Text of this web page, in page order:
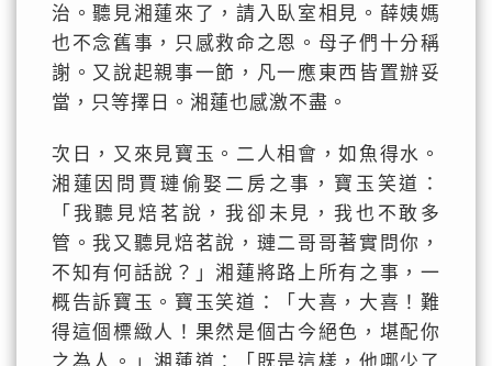
治。聽見湘蓮來了，請入臥室相見。薛姨媽
也不念舊事，只感救命之恩。母子們十分稱
謝。又說起親事一節，凡一應東西皆置辦妥
當，只等擇日。湘蓮也感激不盡。
次日，又來見寶玉。二人相會，如魚得水。
湘蓮因問賈璉偷娶二房之事，寶玉笑道：
「我聽見焙茗說，我卻未見，我也不敢多
管。我又聽見焙茗說，璉二哥哥著實問你，
不知有何話說？」湘蓮將路上所有之事，一
概告訴寶玉。寶玉笑道：「大喜，大喜！難
得這個標緻人！果然是個古今絕色，堪配你